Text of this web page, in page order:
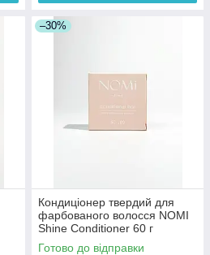
–30%
Кондиціонер твердий для
фарбованого волосся NOMI
Shine Conditioner 60 г
Готово до відправки